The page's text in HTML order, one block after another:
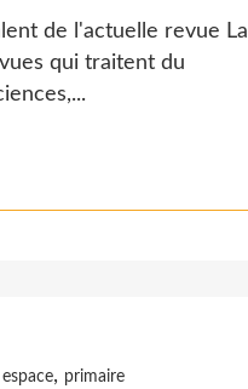
de l'actuelle revue La
qui traitent du
espace, primaire